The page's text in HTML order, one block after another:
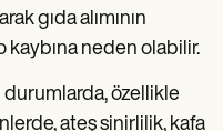
gıda alımının
kaybına neden olabilir.
durumlarda, özellikle
ateş sinirlilik, kafa